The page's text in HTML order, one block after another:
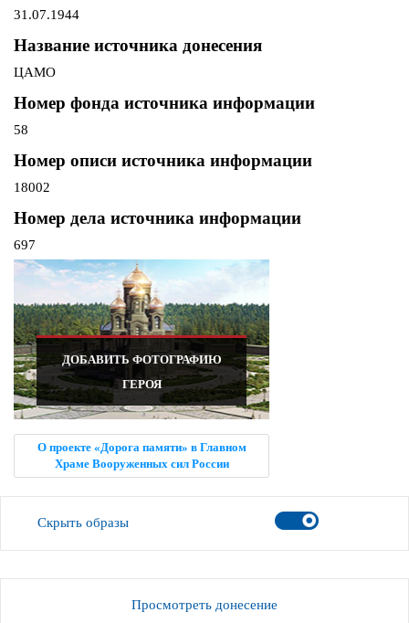
31.07.1944
Название источника донесения
ЦАМО
Номер фонда источника информации
58
Номер описи источника информации
18002
Номер дела источника информации
697
ДОБАВИТЬ ФОТОГРАФИЮ
ГЕРОЯ
О проекте «Дорога памяти» в Главном
Храме Вооруженных сил России
Скрыть образы
Просмотреть донесение